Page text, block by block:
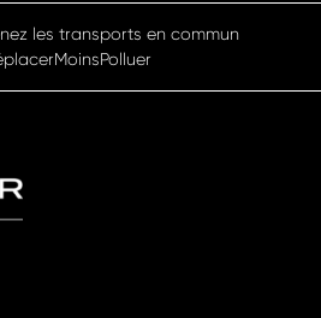
les transports en commun